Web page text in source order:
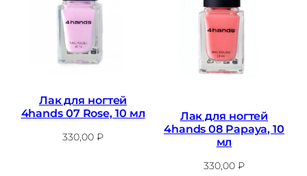
Лак для ногтей
4hands 07 Rose, 10 мл
330,00 ₽
Лак для ногтей
4hands 08 Papaya, 10
мл
330,00 ₽